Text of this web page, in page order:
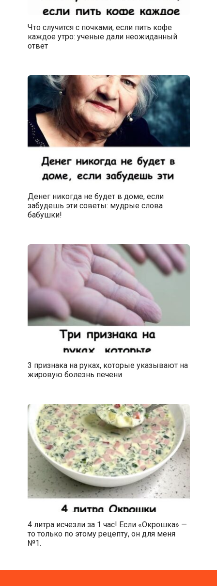
Что случится с почками, если пить кофе
каждое утро: ученые дали неожиданный
ответ
Денег никогда не будет в доме, если
забудешь эти советы: мудрые слова
бабушки!
3 признака на руках, которые указывают на
жировую болезнь печени
4 литра исчезли за 1 час! Если «Окрошка» —
то только по этому рецепту, он для меня
№1.